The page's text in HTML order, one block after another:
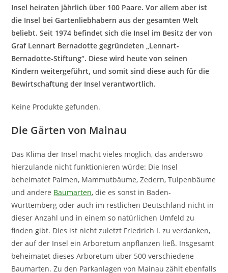
Insel heiraten jährlich über 100 Paare. Vor allem aber ist
die Insel bei Gartenliebhabern aus der gesamten Welt
beliebt. Seit 1974 befindet sich die Insel im Besitz der von
Graf Lennart Bernadotte gegründeten „Lennart-
Bernadotte-Stiftung“. Diese wird heute von seinen
Kindern weitergeführt, und somit sind diese auch für die
Bewirtschaftung der Insel verantwortlich.
Keine Produkte gefunden.
Die Gärten von Mainau
Das Klima der Insel macht vieles möglich, das anderswo
hierzulande nicht funktionieren würde: Die Insel
beheimatet Palmen, Mammutbäume, Zedern, Tulpenbäume
und andere Baumarten, die es sonst in Baden-
Württemberg oder auch im restlichen Deutschland nicht in
dieser Anzahl und in einem so natürlichen Umfeld zu
finden gibt. Dies ist nicht zuletzt Friedrich I. zu verdanken,
der auf der Insel ein Arboretum anpflanzen ließ. Insgesamt
beheimatet dieses Arboretum über 500 verschiedene
Baumarten. Zu den Parkanlagen von Mainau zählt ebenfalls